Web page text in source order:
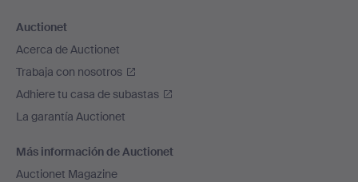
Auctionet
Acerca de Auctionet
Trabaja con nosotros
Adhiere tu casa de subastas
La garantía Auctionet
Más información de Auctionet
Auctionet Magazine